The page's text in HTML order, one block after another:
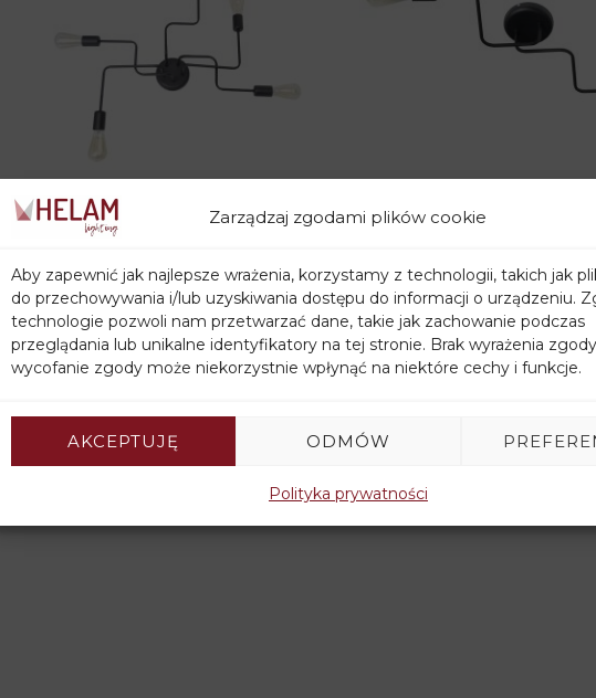
Zarządzaj zgodami plików cookie
Aby zapewnić jak najlepsze wrażenia, korzystamy z technologii, takich jak
do przechowywania i/lub uzyskiwania dostępu do informacji o urządzeniu.
technologie pozwoli nam przetwarzać dane, takie jak zachowanie podczas
przeglądania lub unikalne identyfikatory na tej stronie. Brak wyrażenia
wycofanie zgody może niekorzystnie wpłynąć na niektóre cechy i funkcje.
AKCEPTUJĘ ODMÓW
Polityka prywatności
BK
272,50
1924/2 BK
154,00